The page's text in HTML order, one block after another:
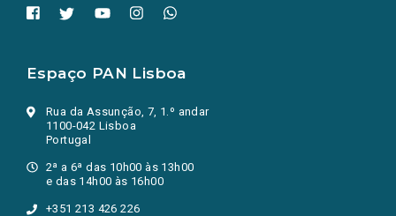
Espaço PAN Lisboa
Rua da Assunção, 7, 1.º andar
1100-042 Lisboa
Portugal
2ª a 6ª das 10h00 às 13h00
e das 14h00 às 16h00
+351 213 426 226